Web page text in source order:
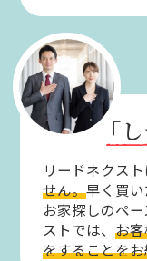
「
リードネクス
せん。早く買い
お家探しのペ
ストでは、お
をすることを